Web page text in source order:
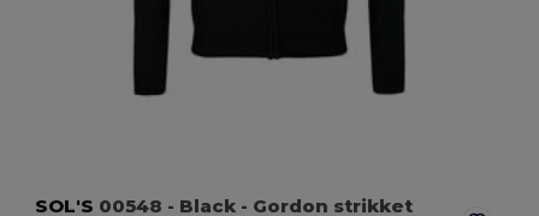
SOL'S 00548 - Black - Gordon strikket